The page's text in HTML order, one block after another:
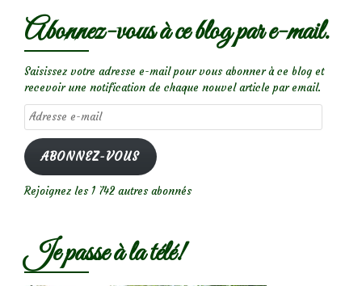
Abonnez-vous à ce blog par e-mail.
Saisissez votre adresse e-mail pour vous abonner à ce blog et
recevoir une notification de chaque nouvel article par email.
Adresse
e-
mail
ABONNEZ-VOUS
Rejoignez les 1 742 autres abonnés
Je passe à la télé!